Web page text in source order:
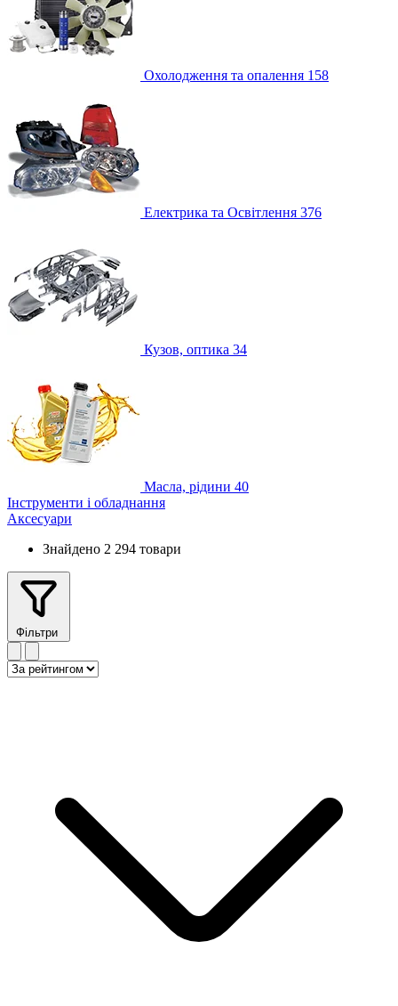
Охолодження та опалення 158
Електрика та Освітлення 376
Кузов, оптика 34
Масла, рідини 40
Інструменти і обладнання
Аксесуари
Знайдено 2 294 товари
Фільтри